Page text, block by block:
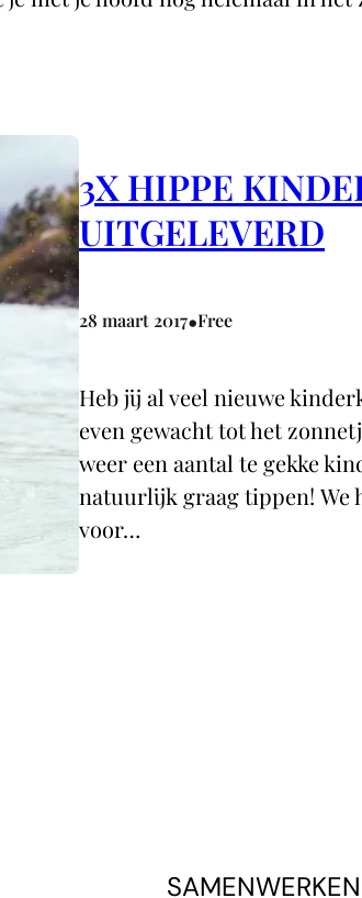
3X HIPPE
UITGELEVERD
28 maart 2017•Free
Heb jij al veel nieuwe
even gewacht tot het
weer een aantal te gekke
natuurlijk graag tippen! We
voor…
SAMENWERKEN